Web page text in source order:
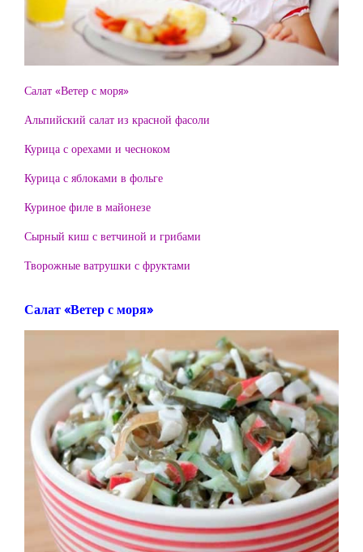
Салат «Ветер с моря»
Альпийский салат из красной фасоли
Курица с орехами и чесноком
Курица с яблоками в фольге
Куриное филе в майонезе
Сырный киш с ветчиной и грибами
Творожные ватрушки с фруктами
Салат «Ветер с моря»